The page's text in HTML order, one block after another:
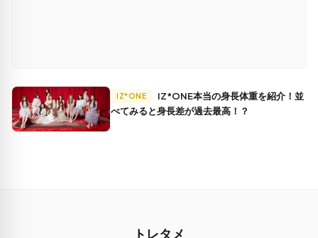
IZ*ONE
べてみると身長差が過去最高！？
トレタメ